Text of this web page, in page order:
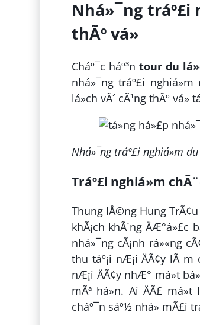
Nhá»¯ng tráº£i
thÃº vá»
Cháº¯c háº³ntour du
nhá»¯ng tráº£i nghiá»m
lá»ch vÃ´ cÃ¹ng thÃº
Nhá»¯ng tráº£i nghiá»m
Tráº£i nghiá»m
Thung lÅ©ng Hung TrÃ¢u
khÃ¡ch khÃ´ng ÄÆ°á»£c
nhá»¯ng cÃ¡nh rá»«ng
thu táº¡i nÆ¡i ÄÃ¢y lÃ m
nÆ¡i ÄÃ¢y nhÆ° má»t
mÃª há»n. Ai ÄÃ£
cháº¯n sáº½ nhá» mÃ£i